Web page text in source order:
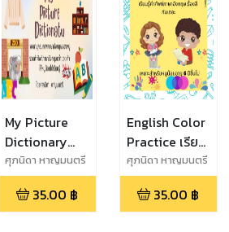
My Picture
Dictionary
พจนานุกรม
ภาพภาษา
อังกฤษของหนู
ศุภนิดา หาญมนตรี
35.00 ฿
English Color
Practice เรียน
รู้คำศัพท์ภาษา
อังกฤษเรื่อง
สีกันเถอะ
ศุภนิดา หาญมนตรี
35.00 ฿